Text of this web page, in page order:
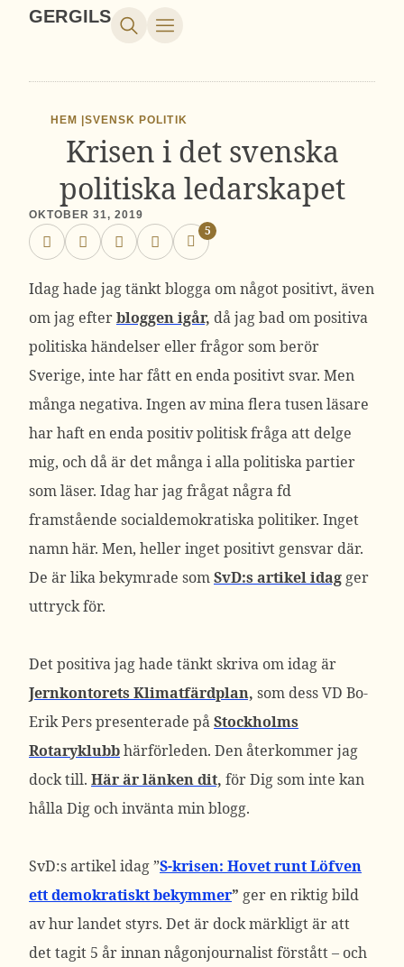
GERGILS
HEM |SVENSK POLITIK
Krisen i det svenska
politiska ledarskapet
OKTOBER 31, 2019
5
Idag hade jag tänkt blogga om något positivt, även
om jag efterbloggen igår, då jag bad om positiva
politiska händelser eller frågor som berör
Sverige, inte har fått en enda positivt svar. Men
många negativa. Ingen av mina flera tusen läsare
har haft en enda positiv politisk fråga att delge
mig, och då är det många i alla politiska partier
som läser. Idag har jag frågat några fd
framstående socialdemokratiska politiker. Inget
namn här. Men, heller inget positivt gensvar där.
De är lika bekymrade somSvD:s artikel idag ger
uttryck för.
Det positiva jag hade tänkt skriva om idag är
Jernkontorets Klimatfärdplan, som dess VD Bo-
Erik Pers presenterade påStockholms
Rotaryklubbhärförleden. Den återkommer jag
dock till. Här är länken dit, för Dig som inte kan
hålla Dig och invänta min blogg.
SvD:s artikel idag ”S-krisen: Hovet runt Löfven
ett demokratiskt bekymmer” ger en riktig bild
av hur landet styrs. Det är dock märkligt är att
det tagit 5 år innan någonjournalist förstått – och